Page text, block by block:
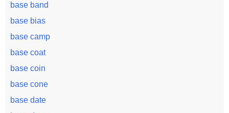
base band
base bias
base camp
base coat
base coin
base cone
base date